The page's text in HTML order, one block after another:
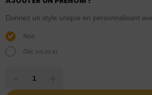
Donnez un style unique en personnalisant
Non
Oui. (+5,00€)